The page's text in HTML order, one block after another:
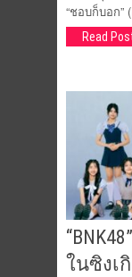
“ชอบก็บอก”
Read
ในซิงเ